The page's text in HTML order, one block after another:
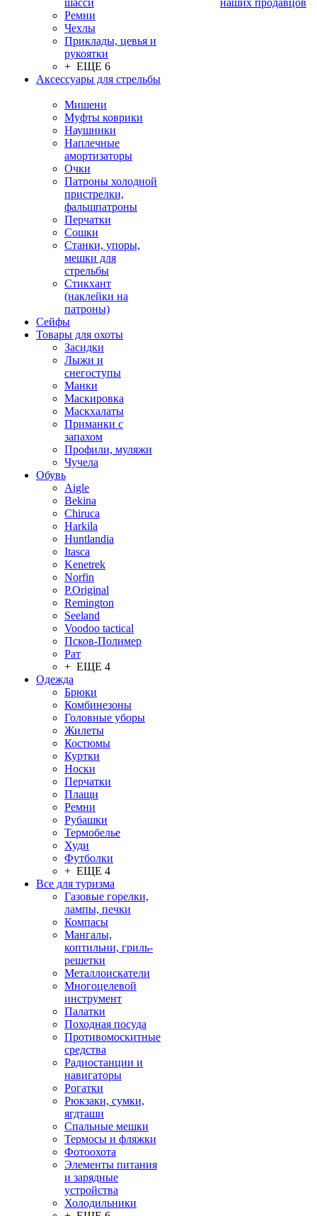
шасси
Ремни
Чехлы
Приклады, цевья и
рукоятки
+ ЕЩЕ 6
Аксессуары для стрельбы
Мишени
Муфты коврики
Наушники
Наплечные
амортизаторы
Очки
Патроны холодной
пристрелки,
фальшпатроны
Перчатки
Сошки
Станки, упоры,
мешки для
стрельбы
Стикхант
(наклейки на
патроны)
Сейфы
Товары для охоты
Засидки
Лыжи и
снегоступы
Манки
Маскировка
Маскхалаты
Приманки с
запахом
Профили, муляжи
Чучела
Обувь
Aigle
Bekina
Chiruсa
Harkila
Huntlandia
Itasca
Kenetrek
Norfin
P.Original
Remington
Seeland
Voodoo tactical
Псков-Полимер
Рат
+ ЕЩЕ 4
Одежда
Брюки
Комбинезоны
Головные уборы
Жилеты
Костюмы
Куртки
Носки
Перчатки
Плащи
Ремни
Рубашки
Термобелье
Худи
Футболки
+ ЕЩЕ 4
Все для туризма
Газовые горелки,
лампы, печки
Компасы
Мангалы,
коптильни, гриль-
решетки
Металлоискатели
Многоцелевой
инструмент
Палатки
Походная посуда
Противомоскитные
средства
Радиостанции и
навигаторы
Рогатки
Рюкзаки, сумки,
ягдташи
Спальные мешки
Термосы и фляжки
Фотоохота
Элементы питания
и зарядные
устройства
Холодильники
наших продавцов